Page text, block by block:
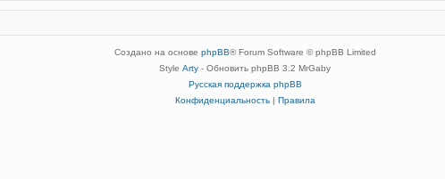
Создано на основе phpBB® Forum Software © phpBB Limited
Style Arty - Обновить phpBB 3.2 MrGaby
Русская поддержка phpBB
Конфиденциальность| Правила